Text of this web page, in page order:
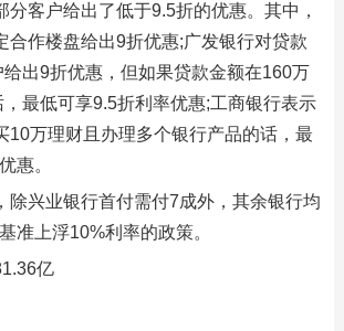
分客户给出了低于9.5折的优惠。其中，
合作楼盘给出9折优惠;广发银行对贷款
出9折优惠，但如果贷款金额在160万
最低可享9.5折利率优惠;工商银行表示
10万理财且办理多个银行产品的话，最
惠。
除兴业银行首付需付7成外，其余银行均
准上浮10%利率的政策。
亿